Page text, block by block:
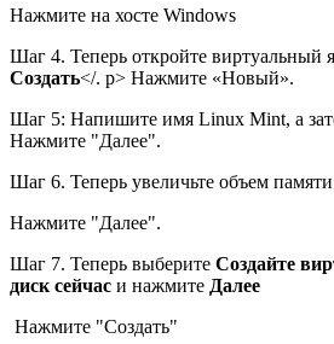
Нажмите на хосте Windows
Шаг 4. Теперь откройте виртуальный
Создать</. p> Нажмите «Новый».
Шаг 5: Напишите имя Linux Mint, а
Нажмите "Далее".
Шаг 6. Теперь увеличьте объем
Нажмите "Далее".
Шаг 7. Теперь выберите Создайте
диск сейчас и нажмите Далее
Нажмите "Создать"